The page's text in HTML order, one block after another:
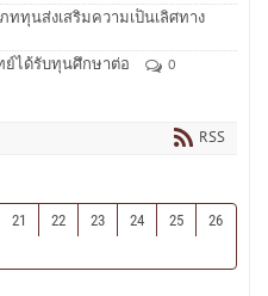
ทุนส่งเสริมความเป็นเลิศทาง
ย์ได้รับทุนศึกษาต่อ
0
RSS
21 22 23 24 25
26